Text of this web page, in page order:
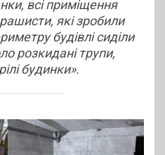
всі приміщення
які зробили
будівлі сиділи
розкидані трупи,
будинки».